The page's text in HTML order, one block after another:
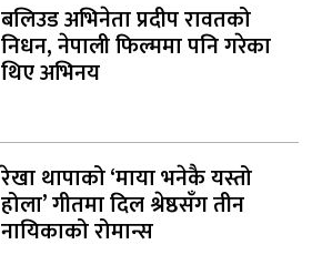
बलिउड अभिनेता प्रदीप रावतको
निधन, नेपाली फिल्ममा पनि गरेका
थिए अभिनय
रेखा थापाको ‘माया भनेकै यस्तो
होला’ गीतमा दिल श्रेष्ठसँग तीन
नायिकाको रोमान्स